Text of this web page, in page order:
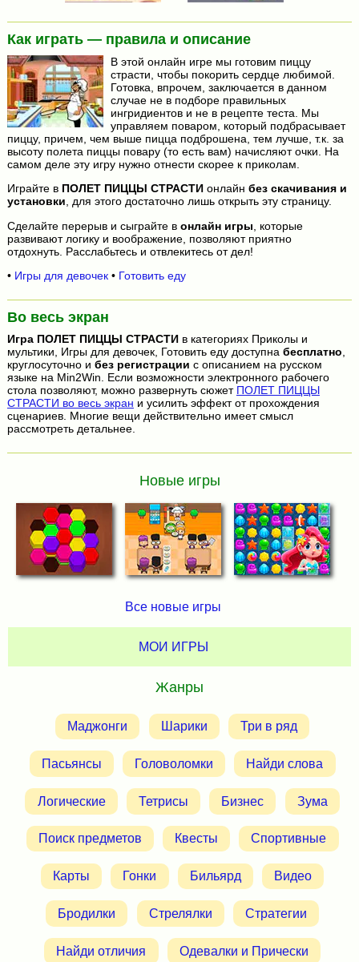
Как играть — правила и описание
В этой онлайн игре мы готовим пиццу
страсти, чтобы покорить сердце любимой.
Готовка, впрочем, заключается в данном
случае не в подборе правильных
ингридиентов и не в рецепте теста. Мы
управляем поваром, который подбрасывает
пиццу, причем, чем выше пицца подброшена, тем лучше, т.к. за
высоту полета пиццы повару (то есть вам) начисляют очки. На
самом деле эту игру нужно отнести скорее к приколам.
Играйте в ПОЛЕТ ПИЦЦЫ СТРАСТИонлайн без скачивания и
установки, для этого достаточно лишь открыть эту страницу.
Сделайте перерыв и сыграйте в онлайн игры , которые
развивают логику и воображение, позволяют приятно
отдохнуть. Расслабьтесь и отвлекитесь от дел!
• Игры для девочек• Готовить еду
Во весь экран
Игра ПОЛЕТ ПИЦЦЫ СТРАСТИв категориях Приколы и
мультики, Игры для девочек, Готовить еду доступна бесплатно,
круглосуточно и без регистрации с описанием на русском
языке на Min2Win. Если возможности электронного рабочего
стола позволяют, можно развернуть сюжет ПОЛЕТ ПИЦЦЫ
СТРАСТИ во весь экран и усилить эффект от прохождения
сценариев. Многие вещи действительно имеет смысл
рассмотреть детальнее.
Новые игры
Все новые игры
МОИ ИГРЫ
Жанры
Маджонги Шарики Три в ряд
Пасьянсы Головоломки Найди слова
Логические Тетрисы Бизнес Зума
Поиск предметов Квесты Спортивные
Карты Гонки Бильярд Видео
Бродилки Стрелялки Стратегии
Найди отличия Одевалки и Прически